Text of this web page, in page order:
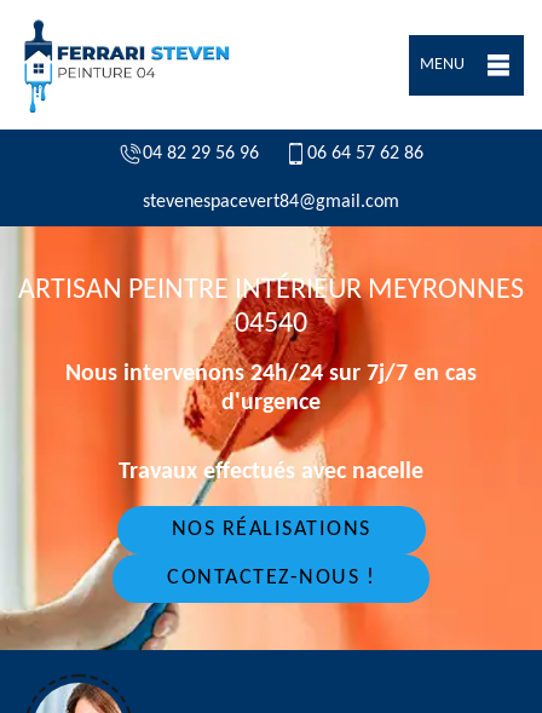
MENU
04 82 29 56 96 06 64 57 62 86
stevenespacevert84@gmail.com
ARTISAN PEINTRE INTÉRIEUR MEYRONNES
04540
Nous intervenons 24h/24 sur 7j/7 en cas
d'urgence
Travaux effectués avec nacelle
NOS RÉALISATIONS
CONTACTEZ-NOUS !